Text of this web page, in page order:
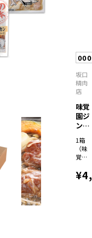
坂口
精肉
店
味覚
園ジ
ンギ
スカ
ン...
1箱
（味
覚園
ラム
400ｇ